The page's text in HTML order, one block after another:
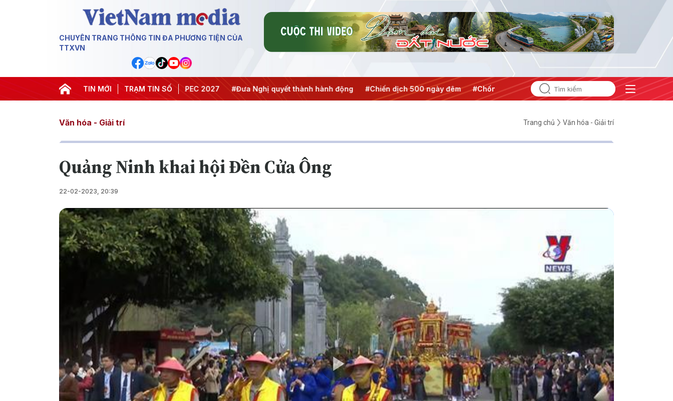
CHUYÊN TRANG THÔNG TIN ĐA PHƯƠNG TIỆN CỦA
TTXVN
TIN MỚI TRẠM TIN SỐ
#Hội nghị Trung ương 3 #APEC 2027 #Đưa Nghị quyết thành hành động #Chiến dịch 500 ngày đêm #Chống khai thác IUU #Căng thẳng Trung Đông #An ninh
Văn hóa - Giải trí Trang chủ Văn hóa - Giải trí
Quảng Ninh khai hội Đền Cửa Ông
22-02-2023, 20:39
Play